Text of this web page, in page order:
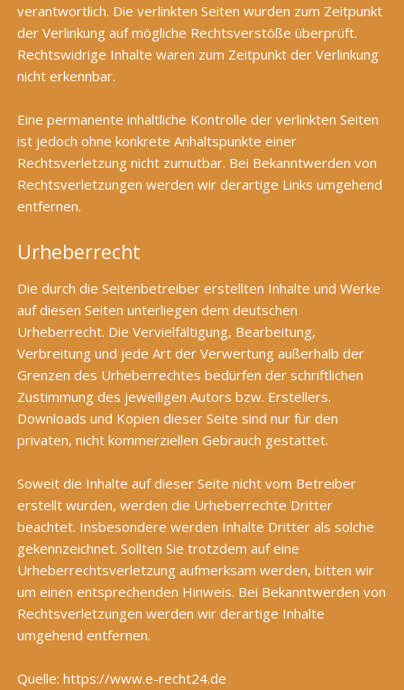
verantwortlich. Die verlinkten Seiten wurden zum Zeitpunkt
der Verlinkung auf mögliche Rechtsverstöße überprüft.
Rechtswidrige Inhalte waren zum Zeitpunkt der Verlinkung
nicht erkennbar.
Eine permanente inhaltliche Kontrolle der verlinkten Seiten
ist jedoch ohne konkrete Anhaltspunkte einer
Rechtsverletzung nicht zumutbar. Bei Bekanntwerden von
Rechtsverletzungen werden wir derartige Links umgehend
entfernen.
Urheberrecht
Die durch die Seitenbetreiber erstellten Inhalte und Werke
auf diesen Seiten unterliegen dem deutschen
Urheberrecht. Die Vervielfältigung, Bearbeitung,
Verbreitung und jede Art der Verwertung außerhalb der
Grenzen des Urheberrechtes bedürfen der schriftlichen
Zustimmung des jeweiligen Autors bzw. Erstellers.
Downloads und Kopien dieser Seite sind nur für den
privaten, nicht kommerziellen Gebrauch gestattet.
Soweit die Inhalte auf dieser Seite nicht vom Betreiber
erstellt wurden, werden die Urheberrechte Dritter
beachtet. Insbesondere werden Inhalte Dritter als solche
gekennzeichnet. Sollten Sie trotzdem auf eine
Urheberrechtsverletzung aufmerksam werden, bitten wir
um einen entsprechenden Hinweis. Bei Bekanntwerden von
Rechtsverletzungen werden wir derartige Inhalte
umgehend entfernen.
Quelle: https://www.e-recht24.de